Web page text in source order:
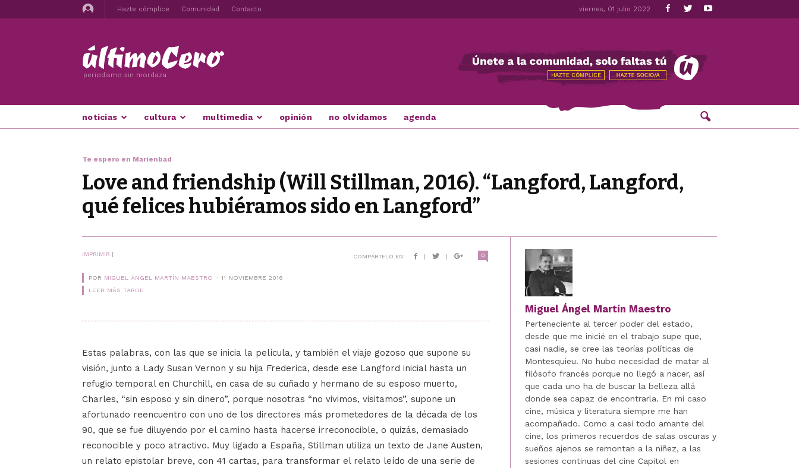
Hazte cómplice Comunidad Contacto viernes, 01 julio 2022
periodismo sin mordaza
noticias cultura multimedia opinión no olvidamos agenda
Te espero en Marienbad
Love and friendship (Will Stillman, 2016). “Langford, Langford,
qué felices hubiéramos sido en Langford”
IMPRIMIR | COMPÁRTELO EN: | | 0
POR MIGUEL ÁNGEL MARTÍN MAESTRO
11 NOVIEMBRE 2016
LEER MÁS TARDE
Estas palabras, con las que se inicia la película, y también el viaje gozoso que supone su
visión, junto a Lady Susan Vernon y su hija Frederica, desde ese Langford inicial hasta un
refugio temporal en Churchill, en casa de su cuñado y hermano de su esposo muerto,
Charles, “sin esposo y sin dinero”, porque nosotras “no vivimos, visitamos”, supone un
afortunado reencuentro con uno de los directores más prometedores de la década de los
90, que se fue diluyendo por el camino hasta hacerse irreconocible, o quizás, demasiado
reconocible y poco atractivo. Muy ligado a España, Stillman utiliza un texto de Jane Austen,
un relato epistolar breve, con 41 cartas, para transformar el relato leído de una serie de
Miguel Ángel Martín Maestro
Perteneciente al tercer poder del estado,
desde que me inicié en el trabajo supe que,
casi nadie, se cree las teorías políticas de
Montesquieu. No hubo necesidad de matar al
filósofo francés porque no llegó a nacer, así
que cada uno ha de buscar la belleza allá
donde sea capaz de encontrarla. En mi caso
cine, música y literatura siempre me han
acompañado. Como a casi todo amante del
cine, los primeros recuerdos de salas oscuras y
sueños ajenos se remontan a la niñez, a las
sesiones continuas del cine Capitol en